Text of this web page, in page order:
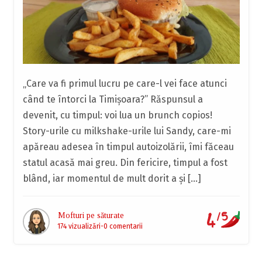
„Care va fi primul lucru pe care-l vei face atunci
când te întorci la Timișoara?” Răspunsul a
devenit, cu timpul: voi lua un brunch copios!
Story-urile cu milkshake-urile lui Sandy, care-mi
apăreau adesea în timpul autoizolării, îmi făceau
statul acasă mai greu. Din fericire, timpul a fost
blând, iar momentul de mult dorit a și […]
Mofturi pe săturate
174 vizualizări 0 comentarii